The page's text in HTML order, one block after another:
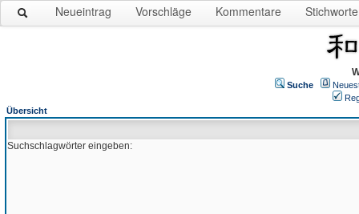
Neueintrag Vorschläge Kommentare Stichworte
Suche
Übersicht
Suchschlagwörter eingeben: